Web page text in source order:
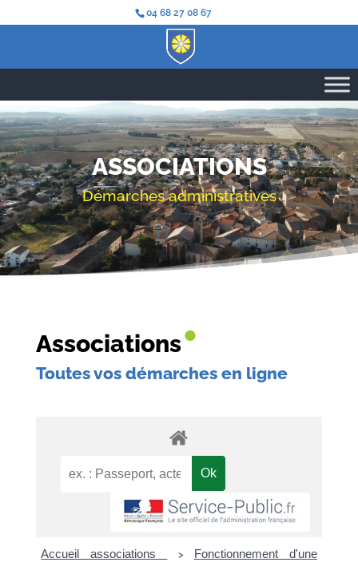
04 68 27 08 67
ASSOCIATIONS
Démarches administratives
Associations•
Toutes vos démarches en ligne
Accueil associations >
Fonctionnement d'une